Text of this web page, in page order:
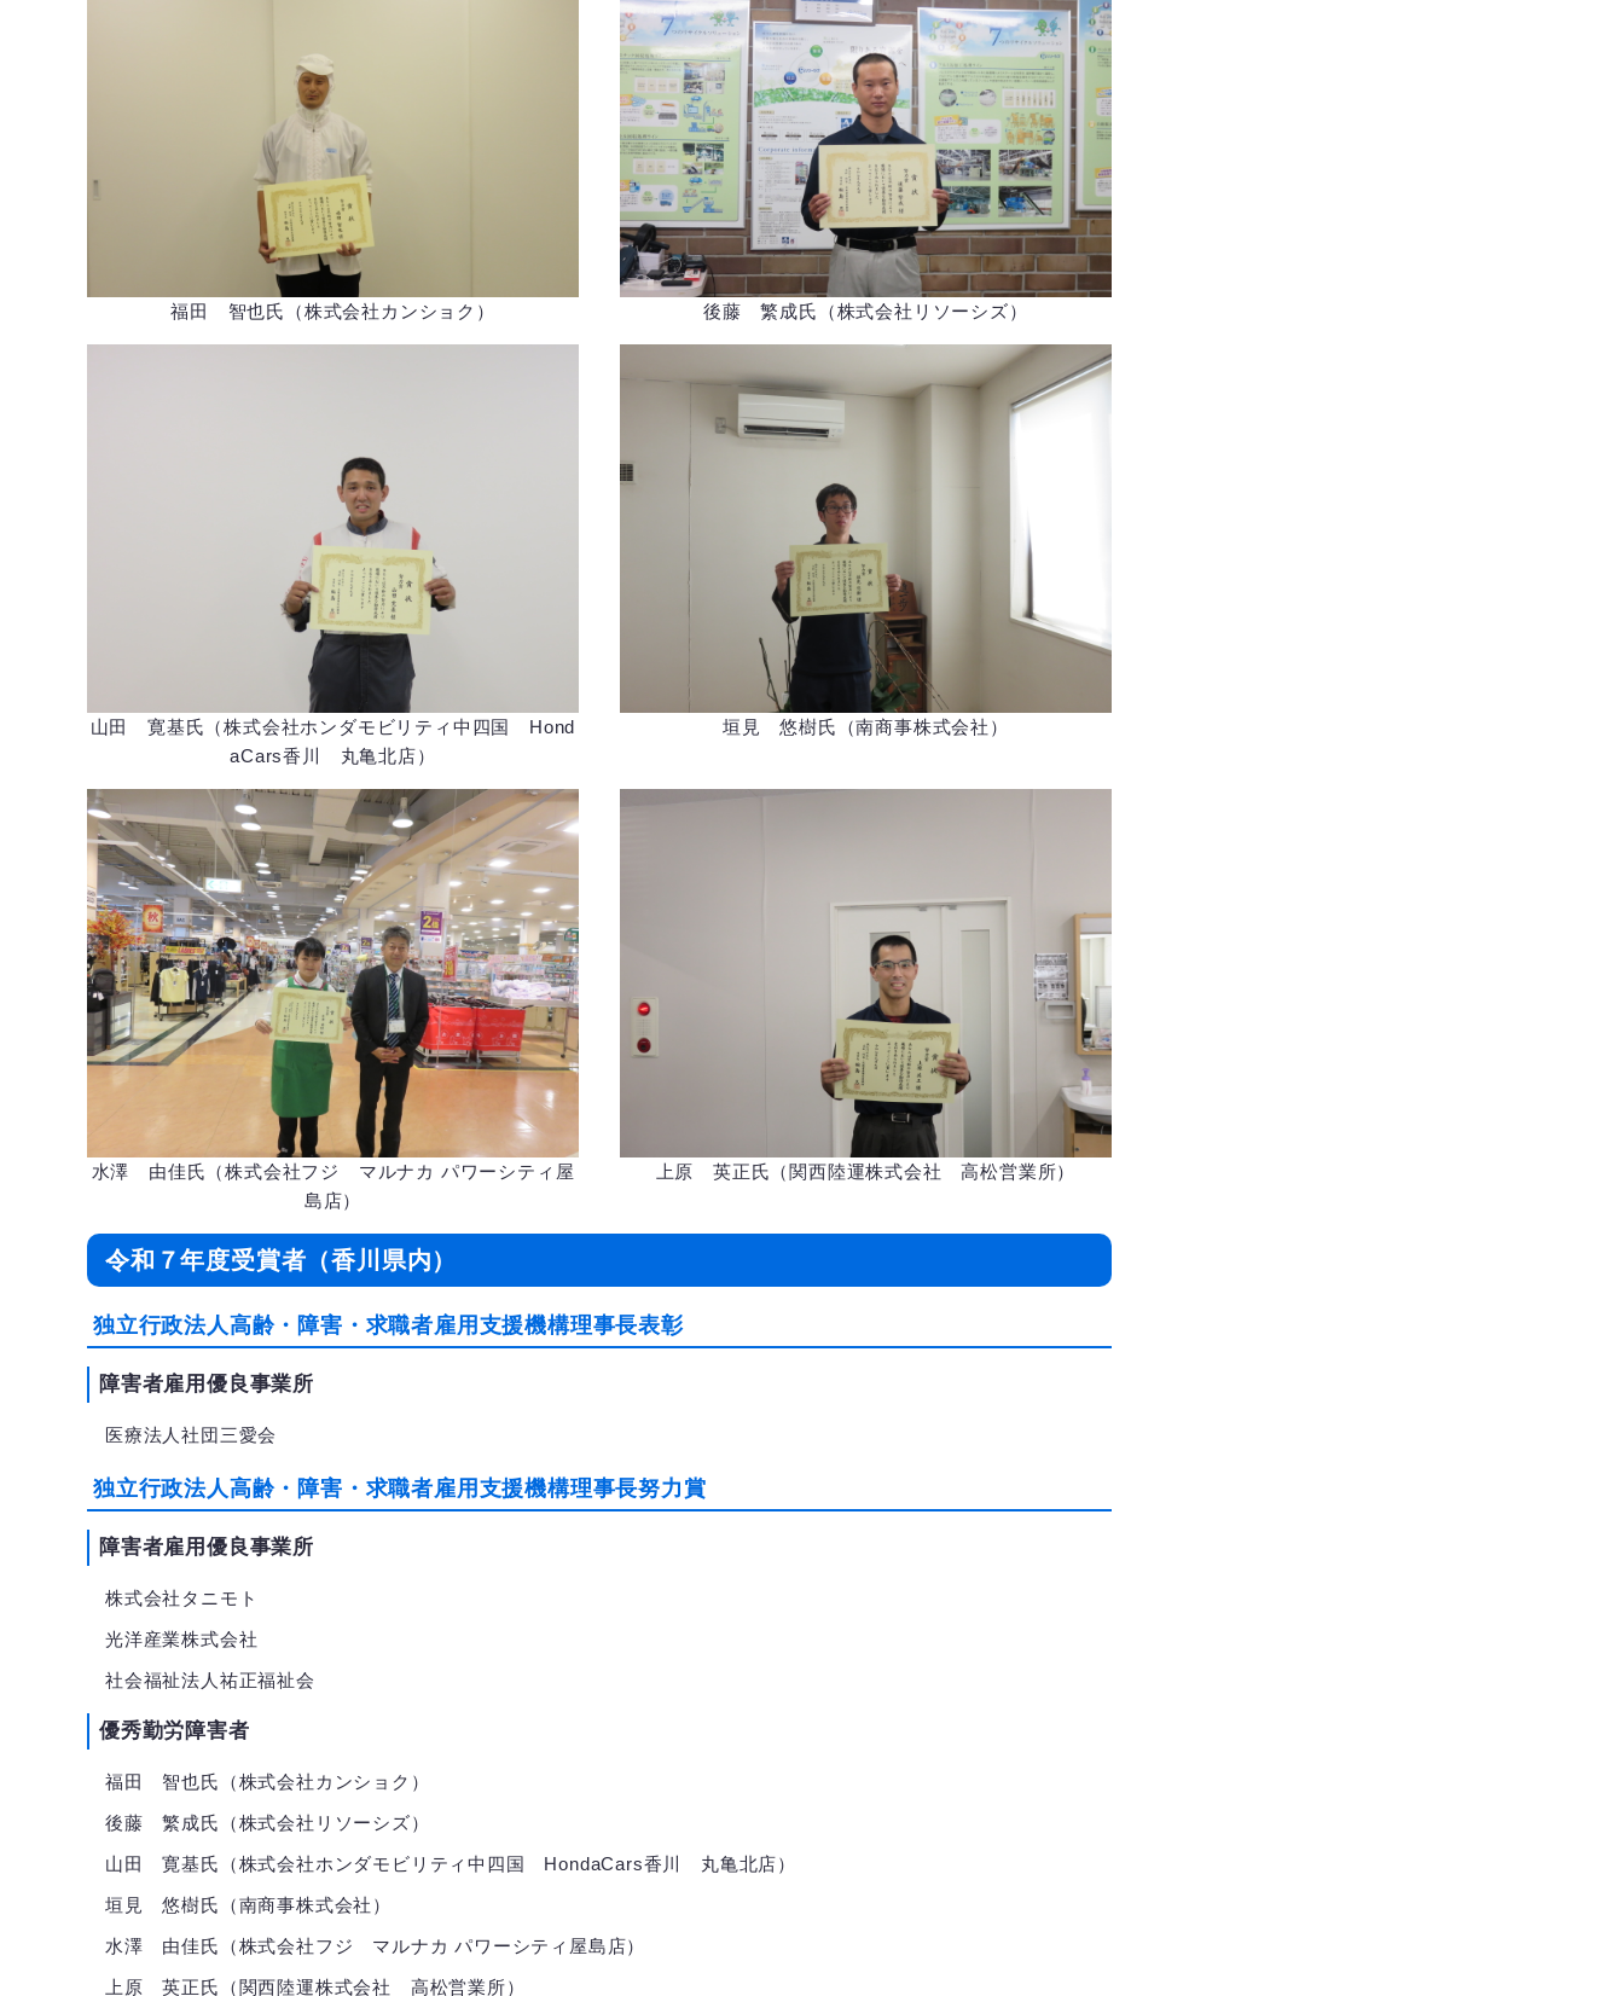
福田 智也氏（株式会社カンショク） 後藤 繁成氏（株式会社リソーシズ）
山田 寛基氏（株式会社ホンダモビリティ中四国 Hond
aCars香川 丸亀北店）
垣見 悠樹氏（南商事株式会社）
水澤 由佳氏（株式会社フジ マルナカ パワーシティ屋
島店）
上原 英正氏（関西陸運株式会社 高松営業所）
令和７年度受賞者（香川県内）
独立行政法人高齢・障害・求職者雇用支援機構理事長表彰
障害者雇用優良事業所
医療法人社団三愛会
独立行政法人高齢・障害・求職者雇用支援機構理事長努力賞
障害者雇用優良事業所
株式会社タニモト
光洋産業株式会社
社会福祉法人祐正福祉会
優秀勤労障害者
福田 智也氏（株式会社カンショク）
後藤 繁成氏（株式会社リソーシズ）
山田 寛基氏（株式会社ホンダモビリティ中四国 HondaCars香川 丸亀北店）
垣見 悠樹氏（南商事株式会社）
水澤 由佳氏（株式会社フジ マルナカ パワーシティ屋島店）
上原 英正氏（関西陸運株式会社 高松営業所）